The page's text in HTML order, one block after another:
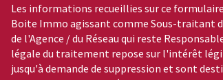
Les informations recueillies sur ce
Boite Immo agissant comme Sous-traitant
de l'Agence / du Réseau qui reste
légale du traitement repose sur l'intérêt
jusqu'à demande de suppression et sont